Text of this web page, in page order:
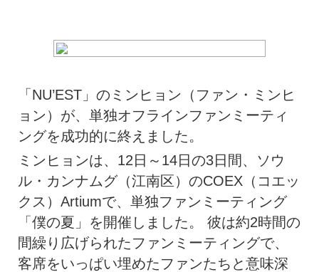
「NU’EST」のミンヒョン（ファン・ミンヒ
ョン）が、単独オフラインファンミーティ
ングを成功的に終えました。
ミンヒョンは、12日～14日の3日間、ソウ
ル・カンナムグ（江南区）のCOEX（コエッ
クス）Artiumで、単独ファンミーティング
「僕の夏」を開催しました。 彼は約2時間の
間繰り広げられたファンミーティングで、
客席をいっぱい埋めたファンたちと意味深